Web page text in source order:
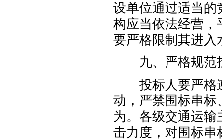
设单位通过适当的
构应当依法经营，
要严格限制其进入
九、严格规范
投标人要严格遵
动，严禁围标串标
为。各级交通运
击力度，对围标串